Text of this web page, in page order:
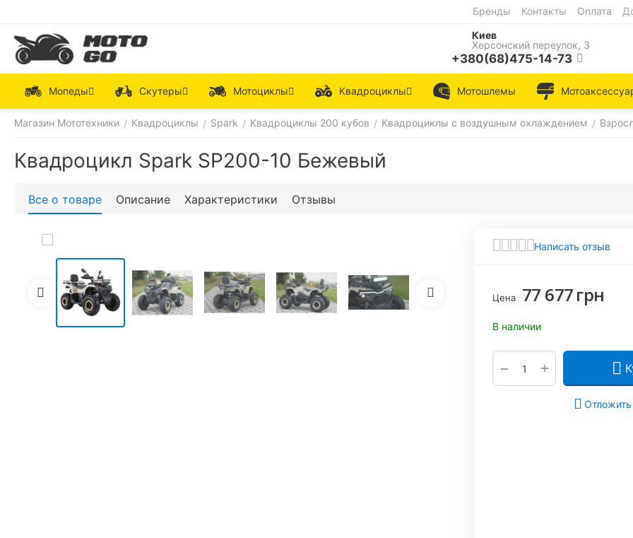
Бренды Контакты Оплата
Киев
Херсонский переулок, 3
+380(68)475-14-73
Мопеды Скутеры Мотоциклы Квадроциклы Мотошлемы
Магазин Мототехники / Квадроциклы / Spark / Квадроциклы 200 кубов / Квадроциклы с воздушным охлаждением /
Квадроцикл Spark SP200-10 Бежевый
Все о товаре Описание Характеристики Отзывы
Написать отзыв
Цена 77 677грн
В наличии
+
−
Отложить